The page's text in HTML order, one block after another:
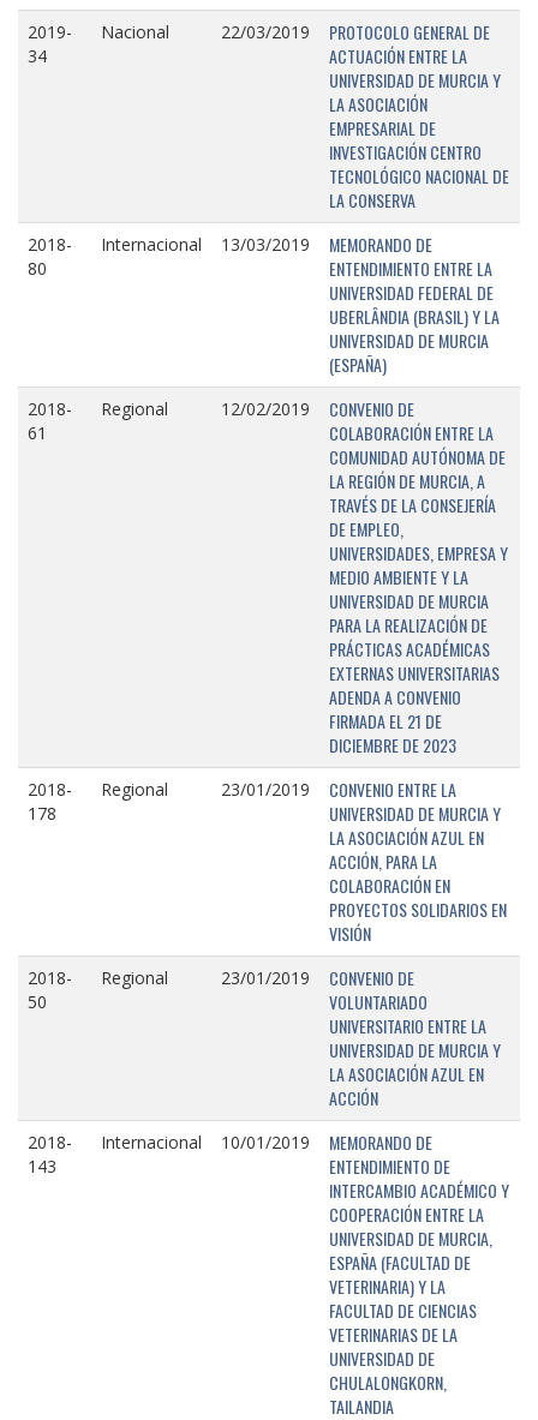
2019-
34
Nacional 22/03/2019
PROTOCOLO GENERAL DE
ACTUACIÓN ENTRE LA
UNIVERSIDAD DE MURCIA Y
LA ASOCIACIÓN
EMPRESARIAL DE
INVESTIGACIÓN CENTRO
TECNOLÓGICO NACIONAL DE
LA CONSERVA
2018-
80
Internacional 13/03/2019
MEMORANDO DE
ENTENDIMIENTO ENTRE LA
UNIVERSIDAD FEDERAL DE
UBERLÂNDIA (BRASIL) Y LA
UNIVERSIDAD DE MURCIA
(ESPAÑA)
2018-
61
Regional 12/02/2019
CONVENIO DE
COLABORACIÓN ENTRE LA
COMUNIDAD AUTÓNOMA DE
LA REGIÓN DE MURCIA, A
TRAVÉS DE LA CONSEJERÍA
DE EMPLEO,
UNIVERSIDADES, EMPRESA Y
MEDIO AMBIENTE Y LA
UNIVERSIDAD DE MURCIA
PARA LA REALIZACIÓN DE
PRÁCTICAS ACADÉMICAS
EXTERNAS UNIVERSITARIAS
ADENDA A CONVENIO
FIRMADA EL 21 DE
DICIEMBRE DE 2023
2018-
178
Regional 23/01/2019
CONVENIO ENTRE LA
UNIVERSIDAD DE MURCIA Y
LA ASOCIACIÓN AZUL EN
ACCIÓN, PARA LA
COLABORACIÓN EN
PROYECTOS SOLIDARIOS EN
VISIÓN
2018-
50
Regional 23/01/2019
CONVENIO DE
VOLUNTARIADO
UNIVERSITARIO ENTRE LA
UNIVERSIDAD DE MURCIA Y
LA ASOCIACIÓN AZUL EN
ACCIÓN
2018-
143
Internacional 10/01/2019
MEMORANDO DE
ENTENDIMIENTO DE
INTERCAMBIO ACADÉMICO Y
COOPERACIÓN ENTRE LA
UNIVERSIDAD DE MURCIA,
ESPAÑA (FACULTAD DE
VETERINARIA) Y LA
FACULTAD DE CIENCIAS
VETERINARIAS DE LA
UNIVERSIDAD DE
CHULALONGKORN,
TAILANDIA